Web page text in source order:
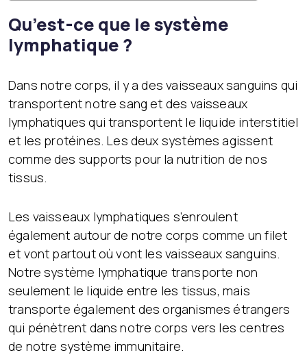
Qu’est-ce que le système
lymphatique ?
Dans notre corps, il y a des vaisseaux sanguins qui
transportent notre sang et des vaisseaux
lymphatiques qui transportent le liquide interstitiel
et les protéines. Les deux systèmes agissent
comme des supports pour la nutrition de nos
tissus.
Les vaisseaux lymphatiques s’enroulent
également autour de notre corps comme un filet
et vont partout où vont les vaisseaux sanguins.
Notre système lymphatique transporte non
seulement le liquide entre les tissus, mais
transporte également des organismes étrangers
qui pénètrent dans notre corps vers les centres
de notre système immunitaire.